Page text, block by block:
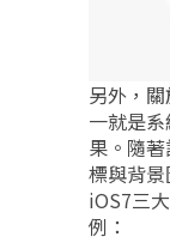
另外，
一就是
果。隨
標與背
iOS7三
例：